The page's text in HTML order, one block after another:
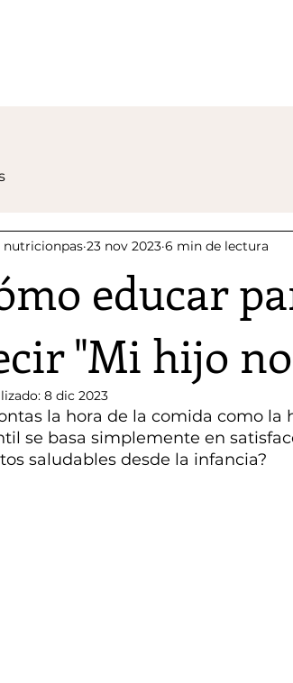
educar
"Mi hijo
nutricionpas 23 nov 2023 6 min de lectura
8 dic 2023
la hora de la comida como la
se basa simplemente en
saludables desde la infancia?